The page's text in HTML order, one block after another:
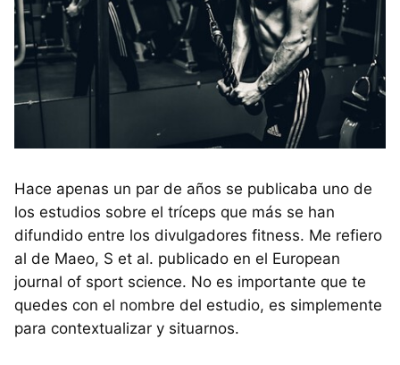
Hace apenas un par de años se publicaba uno de
los estudios sobre el tríceps que más se han
difundido entre los divulgadores fitness. Me refiero
al de Maeo, S et al. publicado en el European
journal of sport science. No es importante que te
quedes con el nombre del estudio, es simplemente
para contextualizar y situarnos.